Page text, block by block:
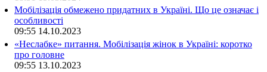
Мобілізація обмежено придатних в Україні. Що це означає і
особливості
09:55 14.10.2023
«Неслабке» питання. Мобілізація жінок в Україні: коротко
про головне
09:55 13.10.2023